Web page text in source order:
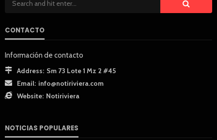
CONTACTO
Información de contacto
Address: Sm 73 Lote 1 Mz 2 #45
Email: info@notiriviera.com
Website: Notiriviera
NOTICIAS POPULARES